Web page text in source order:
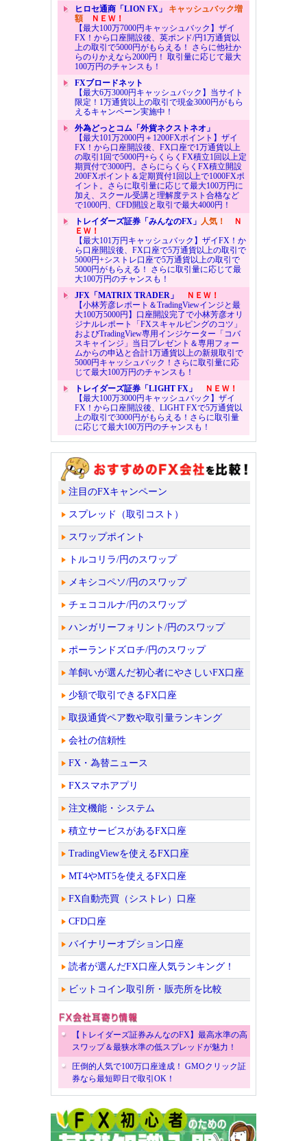
ヒロセ通商「LION FX」 キャッシュバック増
額ＮＥＷ！
【最大100万7000円キャッシュバック】ザイ
FX！から口座開設後、英ポンド/円1万通貨以
上の取引で5000円がもらえる！ さらに他社か
らのりかえなら2000円！ 取引量に応じて最大
100万円のチャンスも！
FXブロードネット
【最大6万3000円キャッシュバック】当サイト
限定！1万通貨以上の取引で現金3000円がもら
えるキャンペーン実施中！
外為どっとコム「外貨ネクストネオ」
【最大101万2000円＋1200FXポイント】ザイ
FX！から口座開設後、FX口座で1万通貨以上
の取引1回で5000円+らくらくFX積立1回以上定
期買付で3000円。さらにらくらくFX積立開設
200FXポイント＆定期買付1回以上で1000FXポ
イント。さらに取引量に応じて最大100万円に
加え、スクール受講と理解度テスト合格など
で1000円、CFD開設と取引で最大4000円！
トレイダーズ証券「みんなのFX」 人気！
Ｎ
ＥＷ！
【最大101万円キャッシュバック】ザイFX！か
ら口座開設後、FX口座で5万通貨以上の取引で
5000円+シストレ口座で5万通貨以上の取引で
5000円がもらえる！ さらに取引量に応じて最
大100万円のチャンスも！
JFX「MATRIX TRADER」
ＮＥＷ！
【小林芳彦レポート＆TradingViewインジと最
大100万5000円】口座開設完了で小林芳彦オリ
ジナルレポート「FXスキャルピングのコツ」
およびTradingView専用インジケーター「コバ
スキャインジ」当日プレゼント＆専用フォー
ムからの申込と合計1万通貨以上の新規取引で
5000円キャッシュバック！さらに取引量に応
じて最大100万円のチャンスも！
トレイダーズ証券「LIGHT FX」
ＮＥＷ！
【最大100万3000円キャッシュバック】ザイ
FX！から口座開設後、LIGHT FXで5万通貨以
上の取引で3000円がもらえる！さらに取引量
に応じて最大100万円のチャンスも！
注目のFXキャンペーン
スプレッド（取引コスト）
スワップポイント
トルコリラ/円のスワップ
メキシコペソ/円のスワップ
チェココルナ/円のスワップ
ハンガリーフォリント/円のスワップ
ポーランドズロチ/円のスワップ
羊飼いが選んだ初心者にやさしいFX口座
少額で取引できるFX口座
取扱通貨ペア数や取引量ランキング
会社の信頼性
FX・為替ニュース
FXスマホアプリ
注文機能・システム
積立サービスがあるFX口座
TradingViewを使えるFX口座
MT4やMT5を使えるFX口座
FX自動売買（シストレ）口座
CFD口座
バイナリーオプション口座
読者が選んだFX口座人気ランキング！
ビットコイン取引所・販売所を比較
【トレイダーズ証券みんなのFX】最高水準の高
スワップ＆最狭水準の低スプレッドが魅力！
圧倒的人気で100万口座達成！ GMOクリック証
券なら最短即日で取引OK！